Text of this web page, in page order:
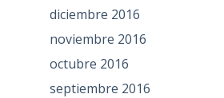
diciembre 2016
noviembre 2016
octubre 2016
septiembre 2016